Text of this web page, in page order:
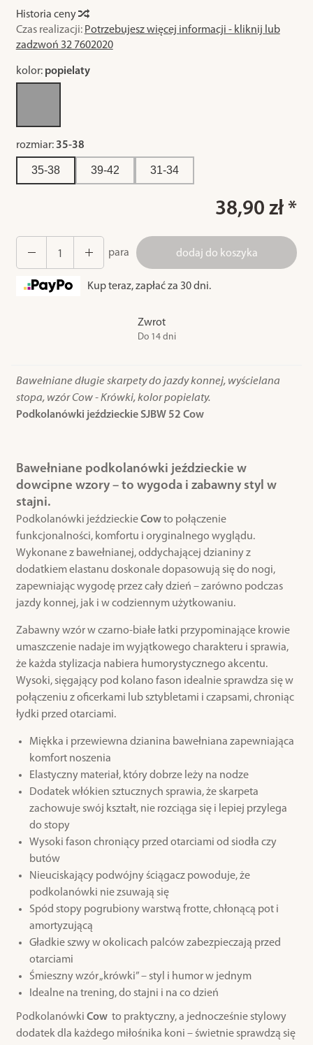
Historia ceny
Czas realizacji: Potrzebujesz więcej informacji - kliknij lub
zadzwoń 32 7602020
kolor: popielaty
rozmiar:35-38
35-38 39-42 31-34
38,90 zł *
para dodaj do koszyka
Kup teraz, zapłać za 30 dni.
Zwrot
Do 14 dni
Bawełniane długie skarpety do jazdy konnej, wyścielana
stopa, wzór Cow - Krówki, kolor popielaty.
Podkolanówki jeździeckie SJBW 52 Cow
Bawełniane podkolanówki jeździeckie w
dowcipne wzory – to wygoda i zabawny styl w
stajni.
Podkolanówki jeździeckieCowto połączenie
funkcjonalności, komfortu i oryginalnego wyglądu.
Wykonane z bawełnianej, oddychającej dzianiny z
dodatkiem elastanu doskonale dopasowują się do nogi,
zapewniając wygodę przez cały dzień – zarówno podczas
jazdy konnej, jak i w codziennym użytkowaniu.
Zabawny wzór w czarno-białe łatki przypominające krowie
umaszczenie nadaje im wyjątkowego charakteru i sprawia,
że każda stylizacja nabiera humorystycznego akcentu.
Wysoki, sięgający pod kolano fason idealnie sprawdza się w
połączeniu z oficerkami lub sztybletami i czapsami, chroniąc
łydki przed otarciami.
Miękka i przewiewna dzianina bawełniana zapewniająca
komfort noszenia
Elastyczny materiał, który dobrze leży na nodze
Dodatek włókien sztucznych sprawia, że skarpeta
zachowuje swój kształt, nie rozciąga się i lepiej przylega
do stopy
Wysoki fason chroniący przed otarciami od siodła czy
butów
Nieuciskający podwójny ściągacz powoduje, że
podkolanówki nie zsuwają się
Spód stopy pogrubiony warstwą frotte, chłonącą pot i
amortyzującą
Gładkie szwy w okolicach palców zabezpieczają przed
otarciami
Śmieszny wzór „krówki” – styl i humor w jednym
Idealne na trening, do stajni i na co dzień
Podkolanówki Cowto praktyczny, a jednocześnie stylowy
dodatek dla każdego miłośnika koni – świetnie sprawdzą się